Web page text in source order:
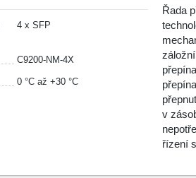
4 x SFP
C9200-NM-4X
0 °С až +30 °С
Řada
v
řízení